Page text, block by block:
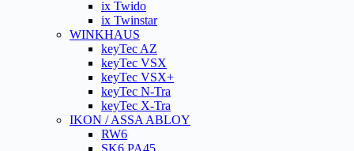
ix Twido
ix Twinstar
WINKHAUS
keyTec AZ
keyTec VSX
keyTec VSX+
keyTec N-Tra
keyTec X-Tra
IKON / ASSA ABLOY
RW6
SK6 PA45